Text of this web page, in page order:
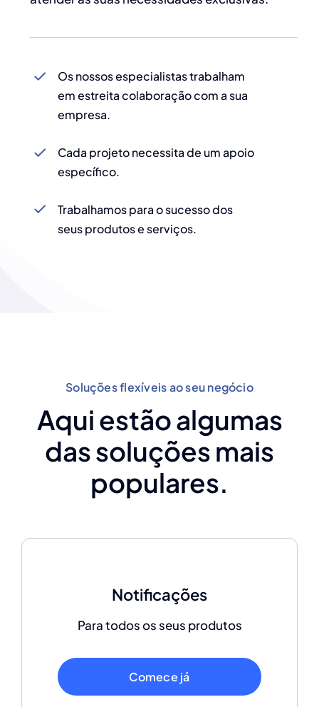
Os nossos especialistas trabalham
em estreita colaboração com a sua
empresa.
Cada projeto necessita de um apoio
específico.
Trabalhamos para o sucesso dos
seus produtos e serviços.
Soluções flexíveis ao seu negócio
Aqui estão algumas
das soluções mais
populares.
Notificações
Para todos os seus produtos
Comece já